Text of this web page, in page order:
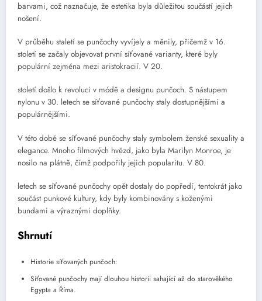
barvami, což naznačuje, že estetika byla důležitou součástí jejich
nošení.
V průběhu staletí se punčochy vyvíjely a měnily, přičemž v 16.
století se začaly objevovat první síťované varianty, které byly
populární zejména mezi aristokracií. V 20.
století došlo k revoluci v módě a designu punčoch. S nástupem
nylonu v 30. letech se síťované punčochy staly dostupnějšími a
populárnějšími.
V této době se síťované punčochy staly symbolem ženské sexuality a
elegance. Mnoho filmových hvězd, jako byla Marilyn Monroe, je
nosilo na plátně, čímž podpořily jejich popularitu. V 80.
letech se síťované punčochy opět dostaly do popředí, tentokrát jako
součást punkové kultury, kdy byly kombinovány s koženými
bundami a výraznými doplňky.
Shrnutí
Historie síťovaných punčoch:
Síťované punčochy mají dlouhou historii sahající až do starověkého
Egypta a Říma.